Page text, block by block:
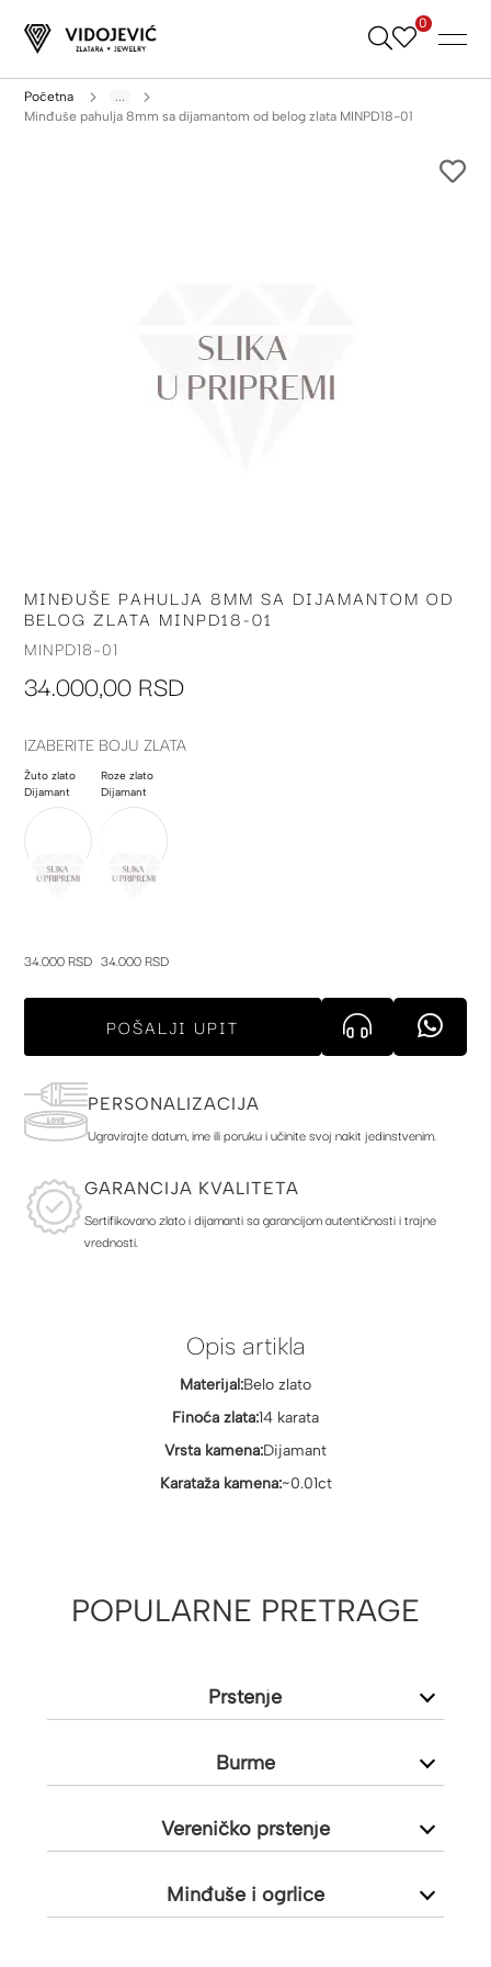
Skip
0
Početna
...
Minđuše pahulja 8mm sa dijamantom od belog zlata MINPD18-01
Skip
to
the
of
gallery
MINĐUŠE PAHULJA 8MM SA DIJAMANTOM OD
BELOG ZLATA MINPD18-01
MINPD18-01
34.000,00 RSD
IZABERITE BOJU ZLATA
Žuto zlato
Dijamant
34.000 RSD
Roze zlato
Dijamant
34.000 RSD
POŠALJI UPIT
PERSONALIZACIJA
Ugravirajte datum, ime ili poruku i učinite svoj nakit jedinstvenim.
GARANCIJA KVALITETA
Sertifikovano zlato i dijamanti sa garancijom autentičnosti i trajne
vrednosti.
Opis artikla
Materijal:Belo zlato
Finoća zlata:14 karata
Vrsta kamena:Dijamant
Karataža kamena:~0.01ct
POPULARNE PRETRAGE
Prstenje
Burme
Vereničko prstenje
Minđuše i ogrlice